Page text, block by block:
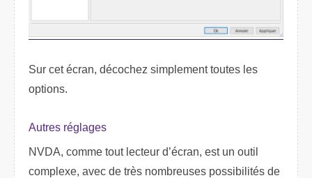
Sur cet écran, décochez simplement toutes les
options.
Autres réglages
NVDA, comme tout lecteur d’écran, est un outil
complexe, avec de très nombreuses possibilités de